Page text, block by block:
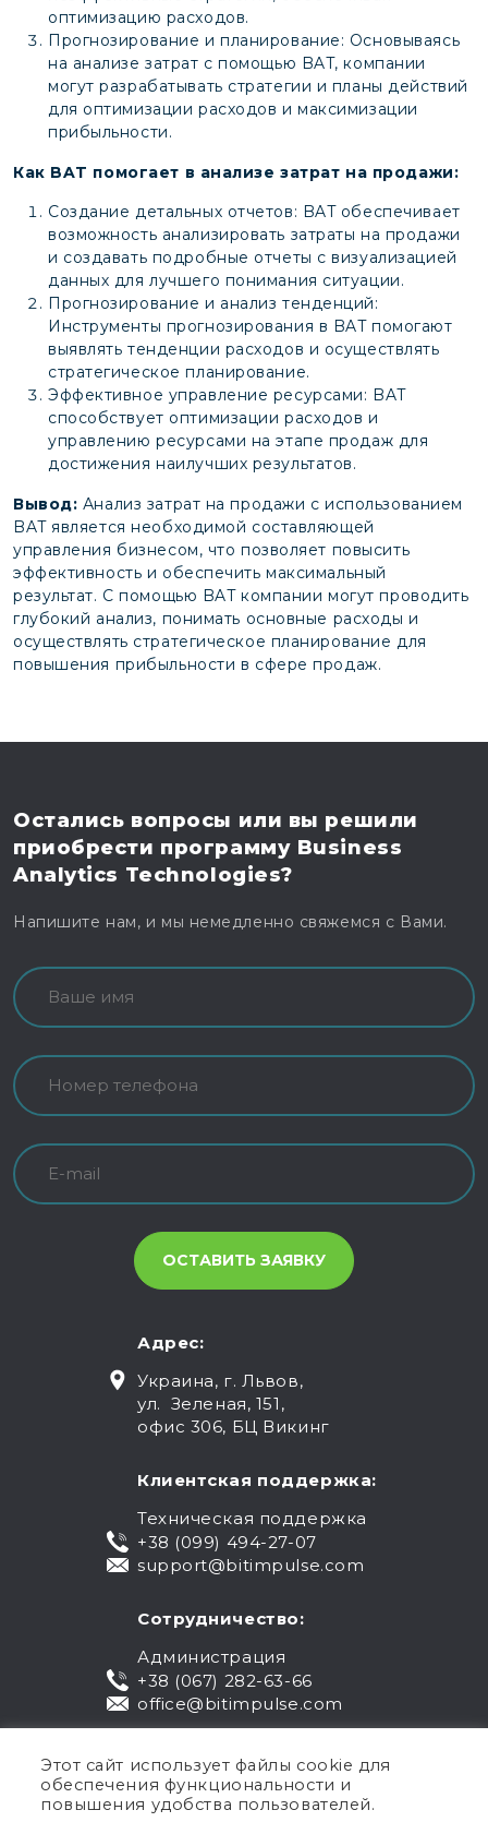
оптимизацию расходов.
Прогнозирование и планирование: Основываясь
на анализе затрат с помощью BAT, компании
могут разрабатывать стратегии и планы действий
для оптимизации расходов и максимизации
прибыльности.
Как BAT помогает в анализе затрат на продажи:
Создание детальных отчетов: BAT обеспечивает
возможность анализировать затраты на продажи
и создавать подробные отчеты с визуализацией
данных для лучшего понимания ситуации.
Прогнозирование и анализ тенденций:
Инструменты прогнозирования в BAT помогают
выявлять тенденции расходов и осуществлять
стратегическое планирование.
Эффективное управление ресурсами: BAT
способствует оптимизации расходов и
управлению ресурсами на этапе продаж для
достижения наилучших результатов.
Вывод: Анализ затрат на продажи с использованием
BAT является необходимой составляющей
управления бизнесом, что позволяет повысить
эффективность и обеспечить максимальный
результат. С помощью BAT компании могут проводить
глубокий анализ, понимать основные расходы и
осуществлять стратегическое планирование для
повышения прибыльности в сфере продаж.
Остались вопросы или вы решили
приобрести программу Business
Analytics Technologies?
Напишите нам, и мы немедленно свяжемся с Вами.
Адрес:
Украина, г. Львов,
ул. Зеленая, 151,
офис 306, БЦ Викинг
Клиентская поддержка:
Техническая поддержка
+38 (099) 494-27-07
support@bitimpulse.com
Сотрудничество:
Администрация
+38 (067) 282-63-66
office@bitimpulse.com
Этот сайт использует файлы cookie для
обеспечения функциональности и
повышения удобства пользователей.